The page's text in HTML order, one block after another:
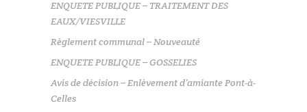
ENQUETE PUBLIQUE – TRAITEMENT DES
EAUX/VIESVILLE
Règlement communal – Nouveauté
ENQUETE PUBLIQUE – GOSSELIES
Avis de décision – Enlèvement d’amiante Pont-à-
Celles